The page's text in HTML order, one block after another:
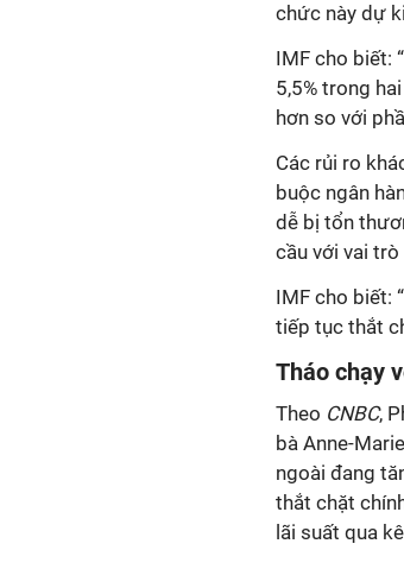
chức này dự
IMF cho biết:
5,5% trong
hơn so với
Các rủi ro
buộc ngân
dễ bị tổn
cầu với vai
IMF cho biết:
tiếp tục thắt
Tháo chạy
Theo CNBC,
bà Anne-
ngoài đang
thắt chặt
lãi suất qua